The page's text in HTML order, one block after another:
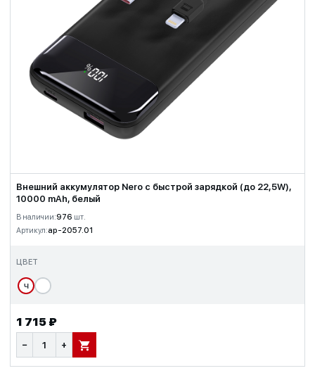
Внешний аккумулятор Nero с быстрой зарядкой (до 22,5W),
10000 mAh, белый
В наличии:976 шт.
Артикул:ap-2057.01
ЦВЕТ
Ч
1 715 ₽
− + В КОРЗИНУ